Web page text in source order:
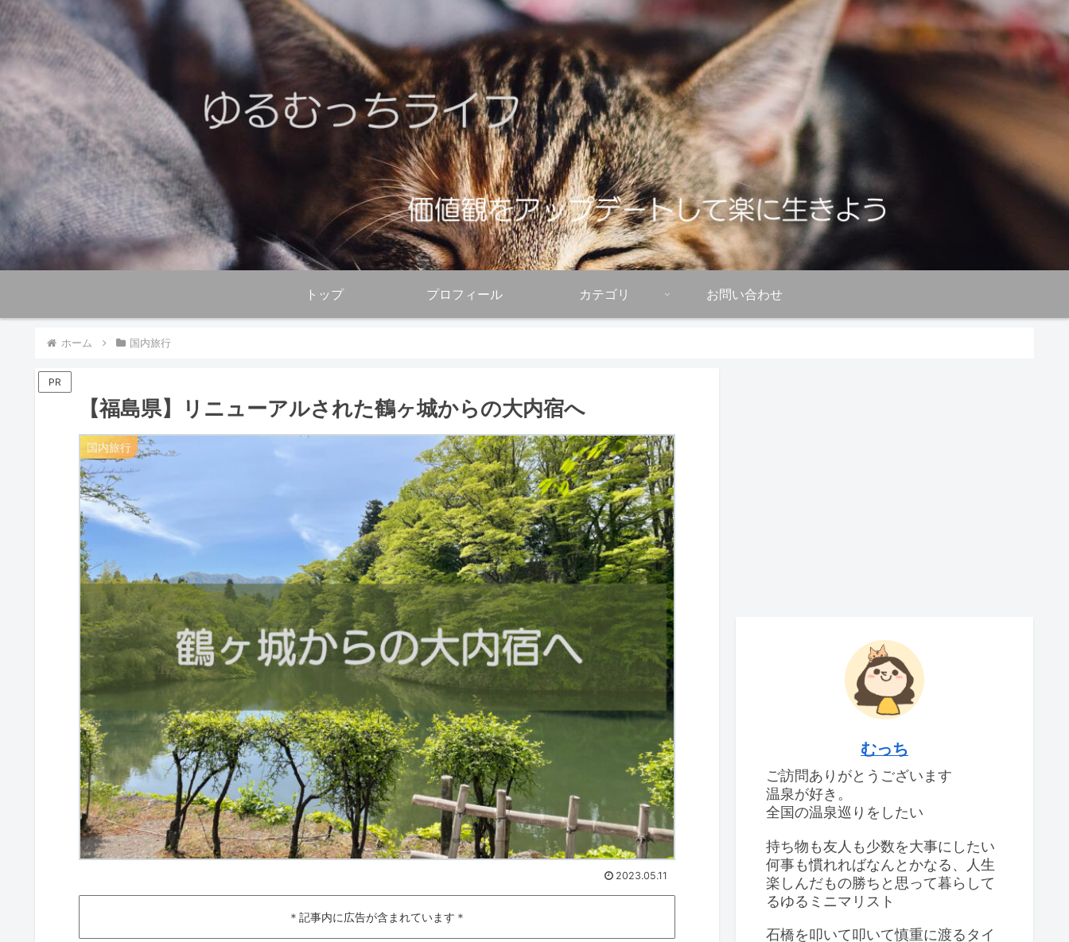
トップ プロフィール カテゴリ お問い合わせ
ホーム 国内旅行
PR
【福島県】リニューアルされた鶴ヶ城からの大内宿へ
国内旅行
2023.05.11
＊記事内に広告が含まれています＊
むっち
ご訪問ありがとうございます
温泉が好き。
全国の温泉巡りをしたい
持ち物も友人も少数を大事にしたい
何事も慣れればなんとかなる、人生
楽しんだもの勝ちと思って暮らして
るゆるミニマリスト
石橋を叩いて叩いて慎重に渡るタイ